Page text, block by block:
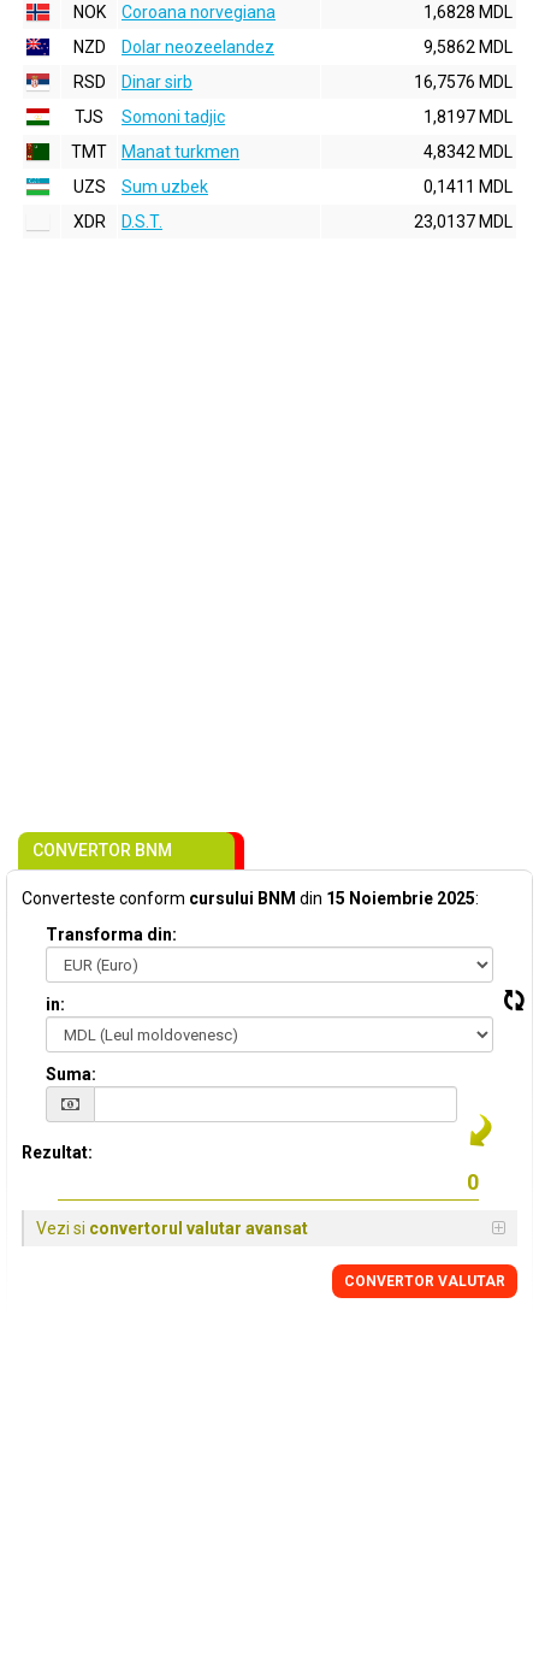
NOK
Coroana norvegiana
1,6828 MDL
NZD
Dolar neozeelandez
9,5862 MDL
RSD
Dinar sirb
16,7576 MDL
TJS
Somoni tadjic
1,8197 MDL
TMT
Manat turkmen
4,8342 MDL
UZS
Sum uzbek
0,1411 MDL
XDR
D.S.T. 23,0137 MDL
CONVERTOR BNM
Converteste conform cursului BNM din 15 Noiembrie 2025:
Transforma din:
in:
Suma:
Rezultat:
Vezi si convertorul valutar avansat
CONVERTOR VALUTAR